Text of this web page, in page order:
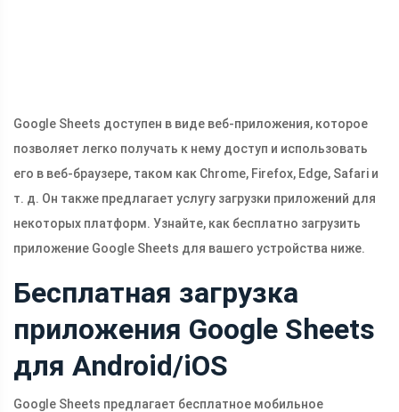
Google Sheets доступен в виде веб-приложения, которое
позволяет легко получать к нему доступ и использовать
его в веб-браузере, таком как Chrome, Firefox, Edge, Safari и
т. д. Он также предлагает услугу загрузки приложений для
некоторых платформ. Узнайте, как бесплатно загрузить
приложение Google Sheets для вашего устройства ниже.
Бесплатная загрузка
приложения Google Sheets
для Android/iOS
Google Sheets предлагает бесплатное мобильное